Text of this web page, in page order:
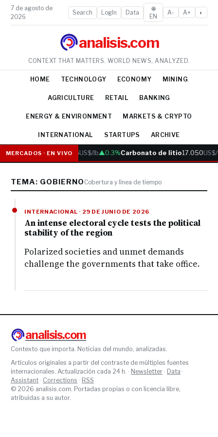
7 de agosto de
2026
Search LogIn Data
🌐
EN
A- A+ ◐
analisis.com
CONTEXT THAT MATTERS. WORLD NEWS, ANALYZED.
HOME TECHNOLOGY ECONOMY MINING
AGRICULTURE RETAIL BANKING
ENERGY & ENVIRONMENT MARKETS & CRYPTO
INTERNATIONAL STARTUPS ARCHIVE
MERCADOS · EN VIVO
Cobre6.05US$/lb▲0.3%Carbonato de litio17.050
TEMA: GOBIERNO Cobertura y línea de tiempo
INTERNACIONAL · 29 DE JUNIO DE 2026
An intense electoral cycle tests the political
stability of the region
Polarized societies and unmet demands
challenge the governments that take office.
analisis.com
Contexto que importa. Noticias del mundo, analizadas.
Artículos originales a partir del contraste de múltiples fuentes
internacionales. Actualización cada 24 h. · Newsletter · Data ·
Assistant · Corrections · RSS
© 2026 analisis.com. Portadas propias o con licencia libre,
atribuidas a su autor.